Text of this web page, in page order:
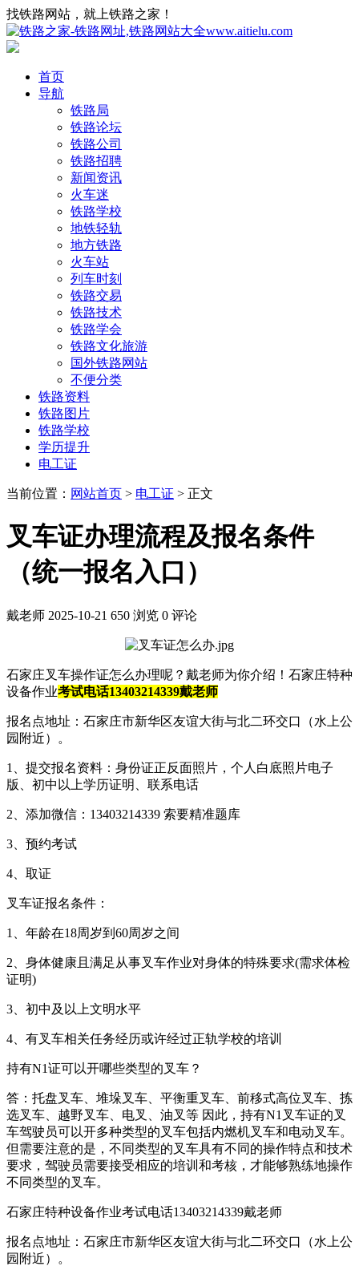
找铁路网站，就上铁路之家！
首页
导航
铁路局
铁路论坛
铁路公司
铁路招聘
新闻资讯
火车迷
铁路学校
地铁轻轨
地方铁路
火车站
列车时刻
铁路交易
铁路技术
铁路学会
铁路文化旅游
国外铁路网站
不便分类
铁路资料
铁路图片
铁路学校
学历提升
电工证
当前位置： 网站首页 > 电工证 > 正文
叉车证办理流程及报名条件
（统一报名入口）
戴老师 2025-10-21 650 浏览 0 评论
石家庄叉车操作证怎么办理呢？戴老师为你介绍！石家庄特种
设备作业考试电话13403214339戴老师
报名点地址：石家庄市新华区友谊大街与北二环交口（水上公
园附近）。
1、提交报名资料：身份证正反面照片，个人白底照片电子
版、初中以上学历证明、联系电话
2、添加微信：13403214339 索要精准题库
3、预约考试
4、取证
叉车证报名条件：
1、年龄在18周岁到60周岁之间
2、身体健康且满足从事叉车作业对身体的特殊要求(需求体检
证明)
3、初中及以上文明水平
4、有叉车相关任务经历或许经过正轨学校的培训
持有N1证可以开哪些类型的叉车？
答：托盘叉车、堆垛叉车、平衡重叉车、前移式高位叉车、拣
选叉车、越野叉车、电叉、油叉等 因此，持有N1叉车证的叉
车驾驶员可以开多种类型的叉车包括内燃机叉车和电动叉车。
但需要注意的是，不同类型的叉车具有不同的操作特点和技术
要求，驾驶员需要接受相应的培训和考核，才能够熟练地操作
不同类型的叉车。
石家庄特种设备作业考试电话13403214339戴老师
报名点地址：石家庄市新华区友谊大街与北二环交口（水上公
园附近）。